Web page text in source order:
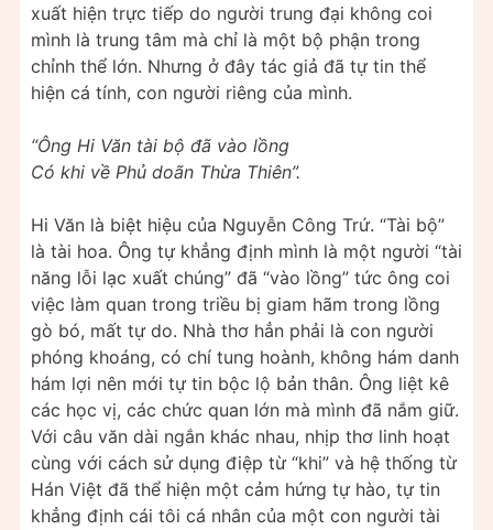
xuất hiện trực tiếp do người trung đại không coi
mình là trung tâm mà chỉ là một bộ phận trong
chỉnh thể lớn. Nhưng ở đây tác giả đã tự tin thể
hiện cá tính, con người riêng của mình.
“Ông Hi Văn tài bộ đã vào lồng
Có khi về Phủ doãn Thừa Thiên”.
Hi Văn là biệt hiệu của Nguyễn Công Trứ. “Tài bộ”
là tài hoa. Ông tự khẳng định mình là một người “tài
năng lỗi lạc xuất chúng” đã “vào lồng” tức ông coi
việc làm quan trong triều bị giam hãm trong lồng
gò bó, mất tự do. Nhà thơ hẳn phải là con người
phóng khoáng, có chí tung hoành, không hám danh
hám lợi nên mới tự tin bộc lộ bản thân. Ông liệt kê
các học vị, các chức quan lớn mà mình đã nắm giữ.
Với câu văn dài ngắn khác nhau, nhịp thơ linh hoạt
cùng với cách sử dụng điệp từ “khi” và hệ thống từ
Hán Việt đã thể hiện một cảm hứng tự hào, tự tin
khẳng định cái tôi cá nhân của một con người tài